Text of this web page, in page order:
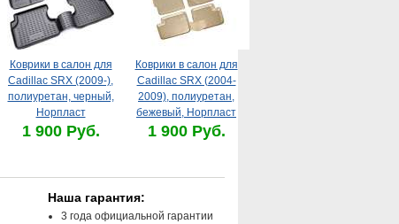
Коврики в салон для
Cadillac SRX (2009-),
полиуретан, черный,
Норпласт
1 900 Руб.
Коврики в салон для
Cadillac SRX (2004-
2009), полиуретан,
бежевый, Норпласт
1 900 Руб.
Наша гарантия:
3 года официальной гарантии